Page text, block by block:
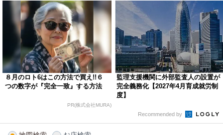
８月のロト6はこの方法で買え!!６
つの数字が『完全一致』する方法
PR(株式会社MURA)
監理支援機関に外部監査人の設置が
完全義務化【2027年4月育成就労制
度】
Recommended by